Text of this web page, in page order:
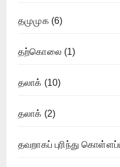
தமுமுக(6)
தற்கொலை (1)
தலாக் (10)
தலாக் (2)
தவறாகப் புரிந்து